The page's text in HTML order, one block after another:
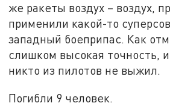
же ракеты воздух – воздух,
применили какой-то
западный боеприпас. Как
слишком высокая точность,
никто из пилотов не выжил.
Погибли 9 человек.